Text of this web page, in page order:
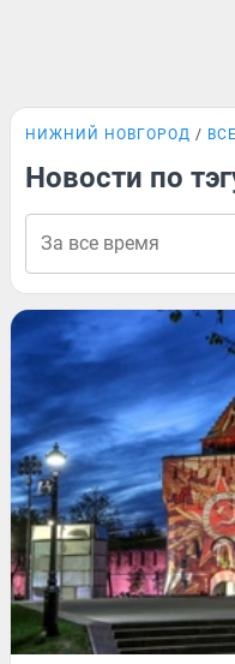
НИЖНИЙ НОВГОРОД
Новости по